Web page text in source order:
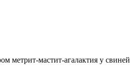
метрит-мастит-агалактия у свиней